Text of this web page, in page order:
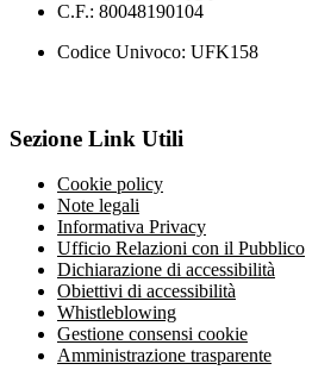
C.F.: 80048190104
Codice Univoco: UFK158
Sezione Link Utili
Cookie policy
Note legali
Informativa Privacy
Ufficio Relazioni con il Pubblico
Dichiarazione di accessibilità
Obiettivi di accessibilità
Whistleblowing
Gestione consensi cookie
Amministrazione trasparente